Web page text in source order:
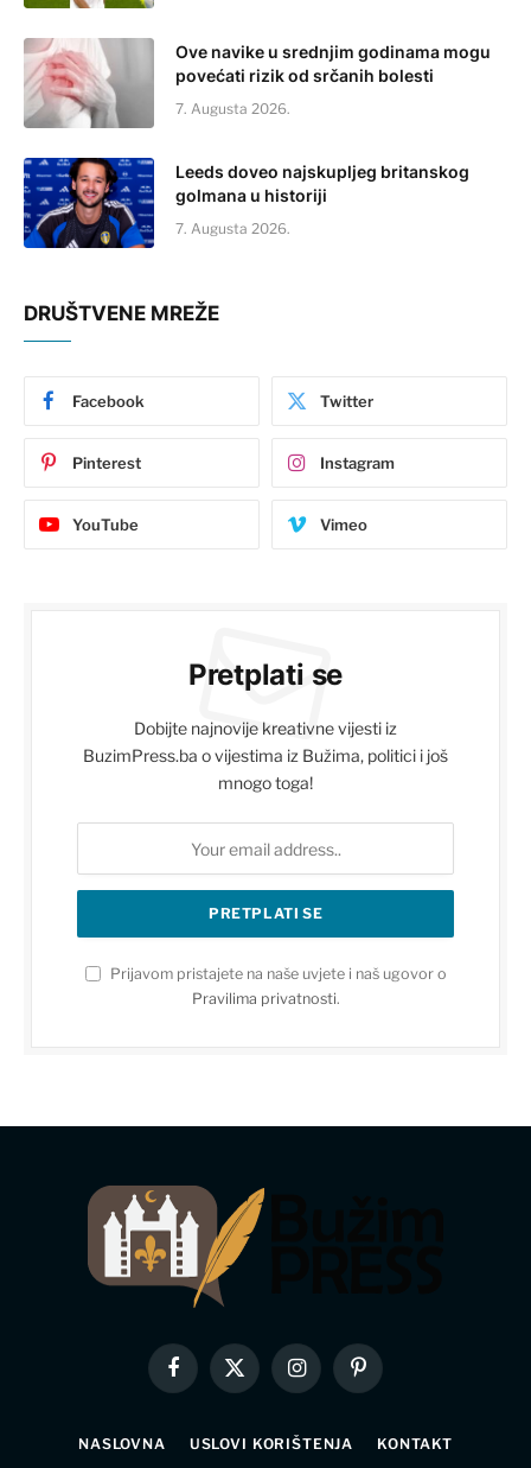
Ove navike u srednjim godinama mogu
povećati rizik od srčanih bolesti
7. Augusta 2026.
Leeds doveo najskupljeg britanskog
golmana u historiji
7. Augusta 2026.
DRUŠTVENE MREŽE
Facebook Twitter
Pinterest Instagram
YouTube Vimeo
Pretplati se
Dobijte najnovije kreativne vijesti iz
BuzimPress.ba o vijestima iz Bužima, politici i još
mnogo toga!
Prijavom pristajete na naše uvjete i naš ugovor o
Pravilima privatnosti.
Facebook
X
InstagramPinterest
NASLOVNA USLOVI KORIŠTENJA KONTAKT